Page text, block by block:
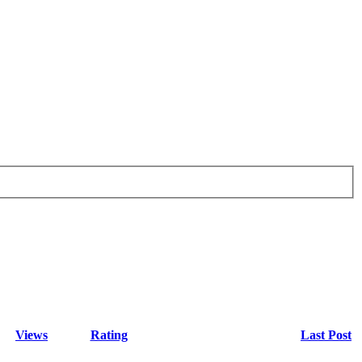
Views Rating Last Post